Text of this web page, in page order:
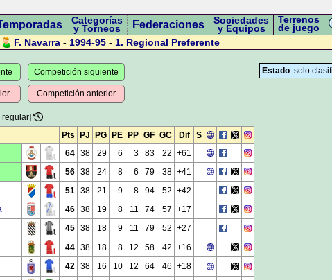
Categorías
y Torneos Federaciones Sociedades
y Equipos
Terrenos
de juego
F. Navarra - 1994-95 - 1. Regional Preferente
Estado: solo
Competición siguiente
Competición anterior
regular]
Pts PJ PG PE PP GF GC Dif
S
64 38 29 6 3 83 22 +61
56 38 24 8 6 79 38 +41
51 38 21 9 8 94 52 +42
46 38 19 8 11 74 57 +17
45 38 18 9 11 79 52 +27
44 38 18 8 12 58 42 +16
42 38 16 10 12 64 46 +18